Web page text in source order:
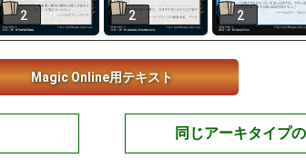
2 2 2
Magic Online用テキスト
同じアーキタイプ